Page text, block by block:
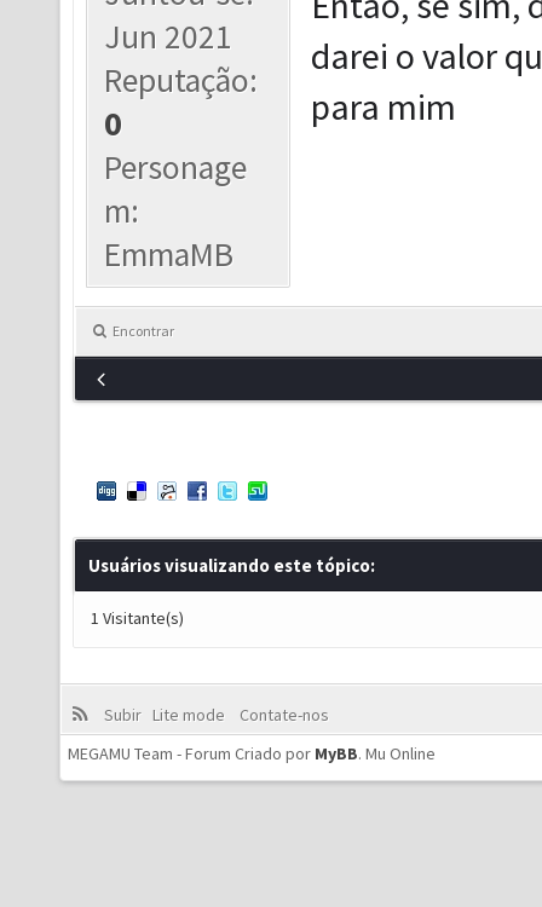
Jun 2021
Reputação:
0
Personage
m:
EmmaMB
darei o valor
para mim
Encontrar
Usuários visualizando este tópico:
1 Visitante(s)
Subir Lite mode
Contate-nos
MEGAMU Team - Forum Criado por MyBB. Mu Online